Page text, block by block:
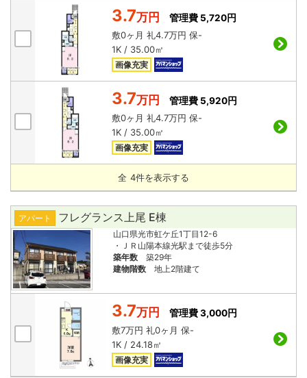
3.7万円
管理費 5,720円
敷0ヶ月 礼4.7万円 保-
1K / 35.00㎡
画像充実
3.7万円
管理費 5,920円
敷0ヶ月 礼4.7万円 保-
1K / 35.00㎡
画像充実
全 4件を表示する
アパート フレグランス上尾 E棟
山口県光市虹ケ丘1丁目12-6
・ＪＲ山陽本線光駅まで徒歩5分
築年数
築29年
建物階数
地上2階建て
3.7万円
管理費 3,000円
敷7万円 礼0ヶ月 保-
1K / 24.18㎡
画像充実